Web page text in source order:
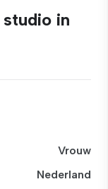
in
Vrouw
Nederland